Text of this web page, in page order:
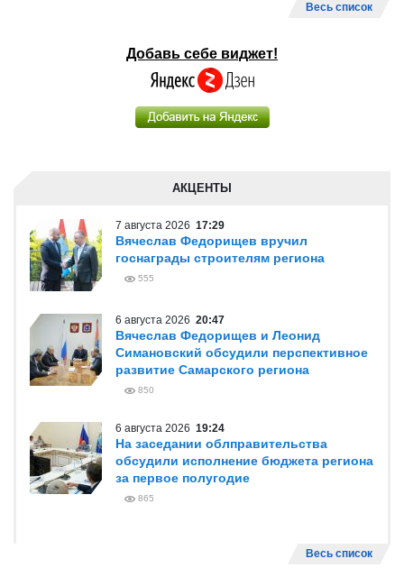
Весь список
Добавь себе виджет!
АКЦЕНТЫ
7 августа 2026 17:29
Вячеслав Федорищев вручил
госнаграды строителям региона
555
6 августа 2026 20:47
Вячеслав Федорищев и Леонид
Симановский обсудили перспективное
развитие Самарского региона
850
6 августа 2026 19:24
На заседании облправительства
обсудили исполнение бюджета региона
за первое полугодие
865
Весь список